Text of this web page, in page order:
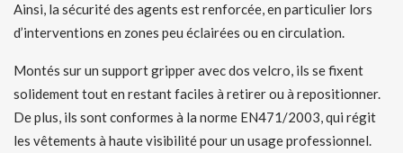
Ainsi, la sécurité des agents est renforcée, en particulier lors
d’interventions en zones peu éclairées ou en circulation.
Montés sur un support gripper avec dos velcro, ils se fixent
solidement tout en restant faciles à retirer ou à repositionner.
De plus, ils sont conformes à la norme EN471/2003, qui régit
les vêtements à haute visibilité pour un usage professionnel.